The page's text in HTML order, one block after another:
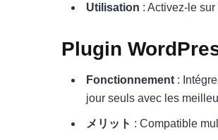
Utilisation : Activez-le
Plugin
Fonctionnement :
jour seuls avec les
メリット : Compatible